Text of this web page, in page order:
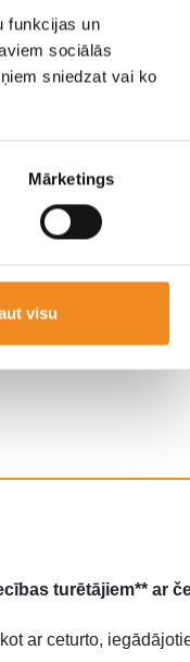
funkcijas un
sociālās
sniedzat vai ko
Mārketings
visu
un nobraukums – ne
turētājiem** ar
ar ceturto,